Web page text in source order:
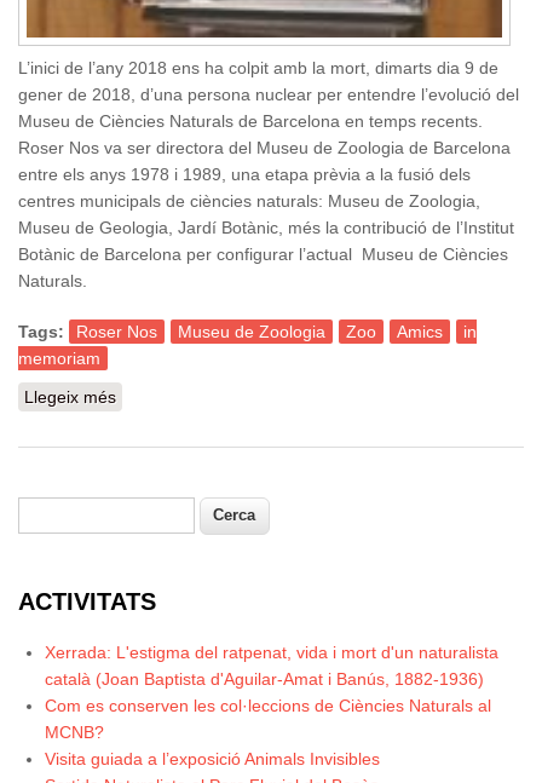
L’inici de l’any 2018 ens ha colpit amb la mort, dimarts dia 9 de
gener de 2018, d’una persona nuclear per entendre l’evolució del
Museu de Ciències Naturals de Barcelona en temps recents.
Roser Nos va ser directora del Museu de Zoologia de Barcelona
entre els anys 1978 i 1989, una etapa prèvia a la fusió dels
centres municipals de ciències naturals: Museu de Zoologia,
Museu de Geologia, Jardí Botànic, més la contribució de l’Institut
Botànic de Barcelona per configurar l’actual Museu de Ciències
Naturals.
Tags: Roser Nos Museu de Zoologia Zoo Amics
in
memoriam
Llegeix més
Formulari de cerca
ACTIVITATS
Xerrada: L'estigma del ratpenat, vida i mort d'un naturalista
català (Joan Baptista d'Aguilar-Amat i Banús, 1882-1936)
Com es conserven les col·leccions de Ciències Naturals al
MCNB?
Visita guiada a l’exposició Animals Invisibles